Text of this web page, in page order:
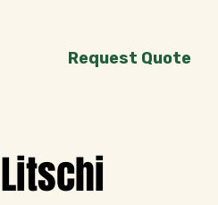
Litschi
Request Quote